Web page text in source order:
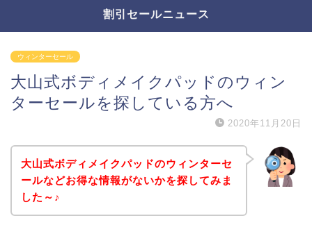
割引セールニュース
ウィンターセール
大山式ボディメイクパッドのウィン
ターセールを探している方へ
2020年11月20日
大山式ボディメイクパッドのウィンターセ
ールなどお得な情報がないかを探してみま
した～♪